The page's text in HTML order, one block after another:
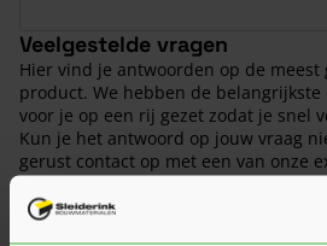
Veelgestelde vragen
Hier vind je antwoorden op de
product. We hebben de
voor je op een rij gezet zodat je snel
Kun je het antwoord op jouw vraag
gerust contact op met een van onze
graag verder!
Stel je vraag